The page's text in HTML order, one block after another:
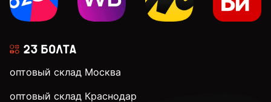
оптовый склад Москва
оптовый склад Краснодар